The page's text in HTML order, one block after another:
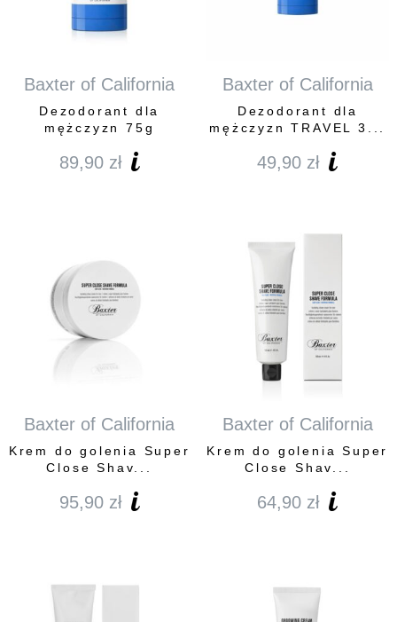
Baxter of California
Dezodorant dla
mężczyzn 75g
89,90 zł
Baxter of California
Dezodorant dla
mężczyzn TRAVEL 3...
49,90 zł
Baxter of California
Krem do golenia Super
Close Shav...
95,90 zł
Baxter of California
Krem do golenia Super
Close Shav...
64,90 zł